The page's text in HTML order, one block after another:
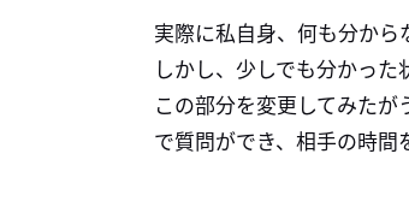
実際に私自身、何も分から
しかし、少しでも分かっ
この部分を変更してみた
で質問ができ、相手の時間